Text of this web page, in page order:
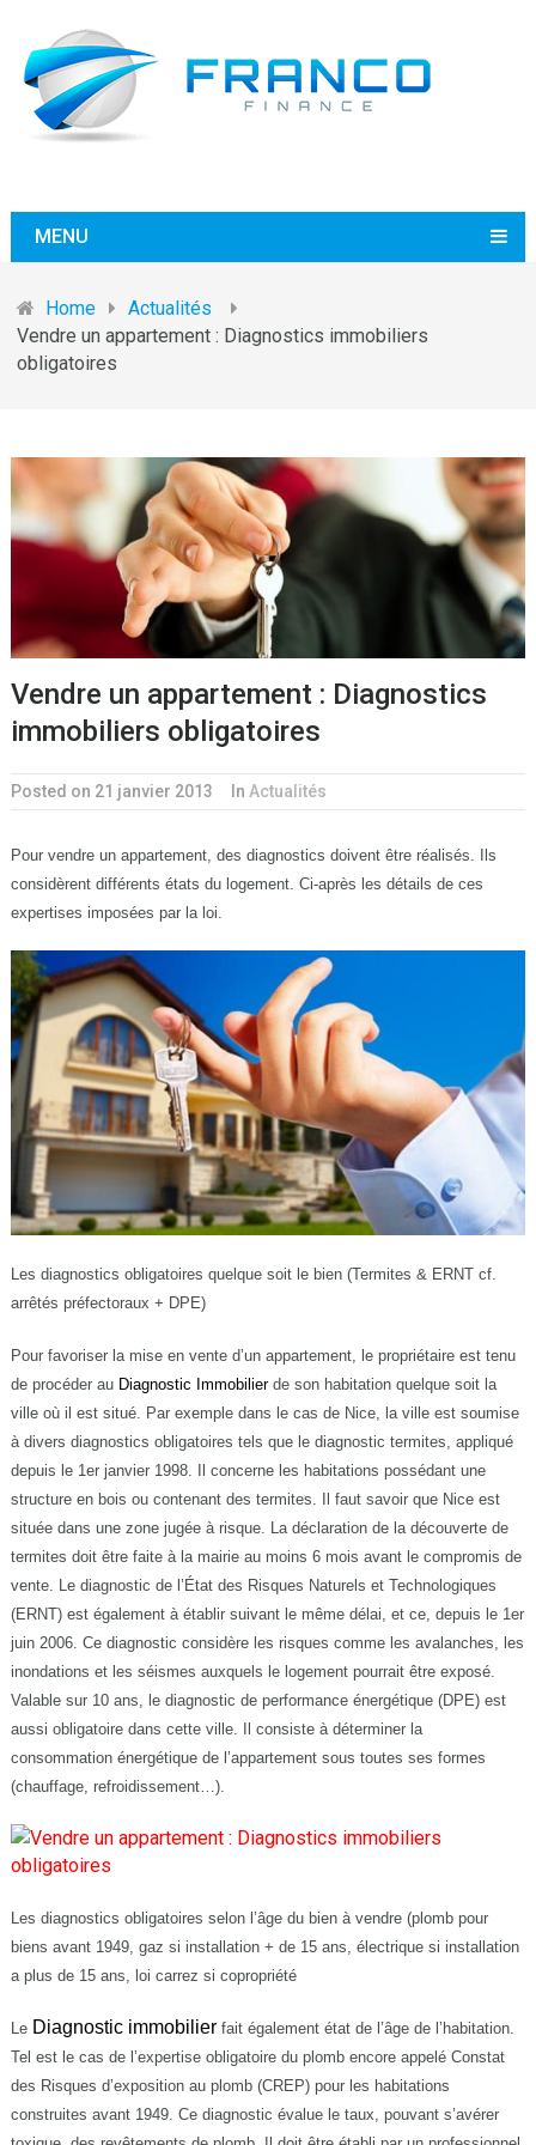
MENU
Home
Actualités
Vendre un appartement : Diagnostics immobiliers
obligatoires
Vendre un appartement : Diagnostics
immobiliers obligatoires
Posted on 21 janvier 2013 In Actualités
Pour vendre un appartement, des diagnostics doivent être réalisés. Ils
considèrent différents états du logement. Ci-après les détails de ces
expertises imposées par la loi.
Les diagnostics obligatoires quelque soit le bien (Termites & ERNT cf.
arrêtés préfectoraux + DPE)
Pour favoriser la mise en vente d’un appartement, le propriétaire est tenu
de procéder au Diagnostic Immobilierde son habitation quelque soit la
ville où il est situé. Par exemple dans le cas de Nice, la ville est soumise
à divers diagnostics obligatoires tels que le diagnostic termites, appliqué
depuis le 1erjanvier 1998. Il concerne les habitations possédant une
structure en bois ou contenant des termites. Il faut savoir que Nice est
située dans une zone jugée à risque. La déclaration de la découverte de
termites doit être faite à la mairie au moins 6 mois avant le compromis de
vente. Le diagnostic de l’État des Risques Naturels et Technologiques
(ERNT) est également à établir suivant le même délai, et ce, depuis le 1er
juin 2006. Ce diagnostic considère les risques comme les avalanches, les
inondations et les séismes auxquels le logement pourrait être exposé.
Valable sur 10 ans, le diagnostic de performance énergétique (DPE) est
aussi obligatoire dans cette ville. Il consiste à déterminer la
consommation énergétique de l’appartement sous toutes ses formes
(chauffage, refroidissement…).
Les diagnostics obligatoires selon l’âge du bien à vendre (plomb pour
biens avant 1949, gaz si installation + de 15 ans, électrique si installation
a plus de 15 ans, loi carrez si copropriété
Le Diagnostic immobilierfait également état de l’âge de l’habitation.
Tel est le cas de l’expertise obligatoire du plomb encore appelé Constat
des Risques d’exposition au plomb (CREP) pour les habitations
construites avant 1949. Ce diagnostic évalue le taux, pouvant s’avérer